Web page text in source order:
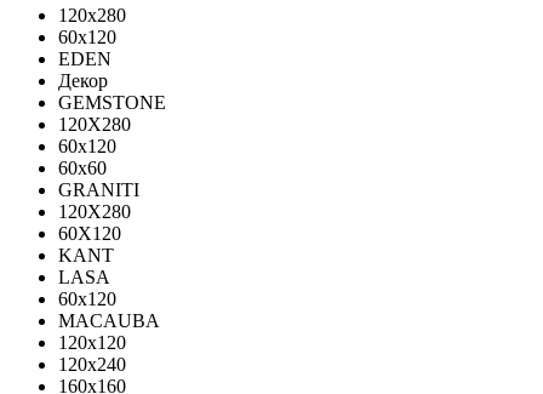
120х280
60х120
EDEN
Декор
GEMSTONE
120X280
60x120
60x60
GRANITI
120X280
60X120
KANT
LASA
60x120
MACAUBA
120x120
120x240
160x160